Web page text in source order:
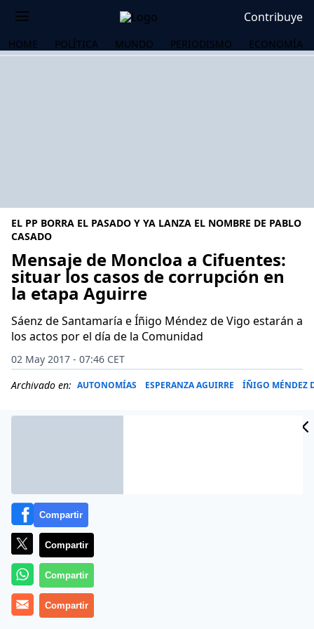
Contribuye
HOME POLÍTICA MUNDO PERIODISMO ECONOMÍA
EL PP BORRA EL PASADO Y YA LANZA EL NOMBRE DE PABLO
CASADO
Mensaje de Moncloa a Cifuentes:
situar los casos de corrupción en
la etapa Aguirre
Sáenz de Santamaría e Íñigo Méndez de Vigo estarán a
los actos por el día de la Comunidad
02 May 2017 - 07:46 CET
Archivado en: AUTONOMÍAS ESPERANZA AGUIRRE ÍÑIGO MÉNDEZ
El mensaje oficial que este 2 de mayo -día de la
Compartir
Compartir
Compartir
Compartir